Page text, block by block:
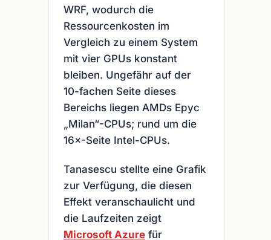
WRF, wodurch die
Ressourcenkosten im
Vergleich zu einem System
mit vier GPUs konstant
bleiben. Ungefähr auf der
10-fachen Seite dieses
Bereichs liegen AMDs Epyc
„Milan“-CPUs; rund um die
16×-Seite Intel-CPUs.
Tanasescu stellte eine Grafik
zur Verfügung, die diesen
Effekt veranschaulicht und
die Laufzeiten zeigt
Microsoft Azure für